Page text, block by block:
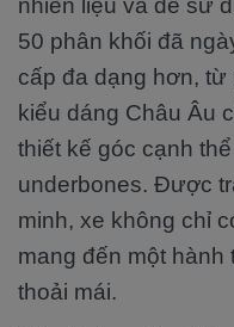
nhiên liệu và dễ sử
50 phân khối đã
cấp đa dạng hơn,
kiểu dáng Châu Âu
thiết kế góc cạnh
underbones. Được
minh, xe không chỉ
mang đến một hành
thoải mái.